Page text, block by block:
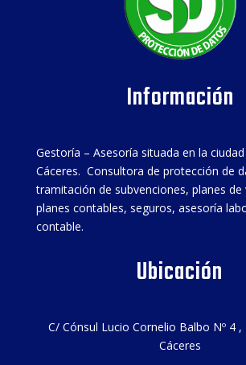
Información
Gestoría – Asesoría situada en la
Cáceres. Consultora de protección de
tramitación de subvenciones, planes de
planes contables, seguros, asesoría
contable.
Ubicación
C/ Cónsul Lucio Cornelio Balbo Nº 4 ,
Cáceres